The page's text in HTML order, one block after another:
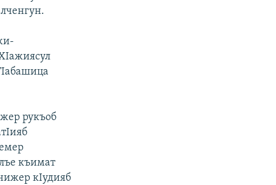
рукъоб
къимат
кIудияб